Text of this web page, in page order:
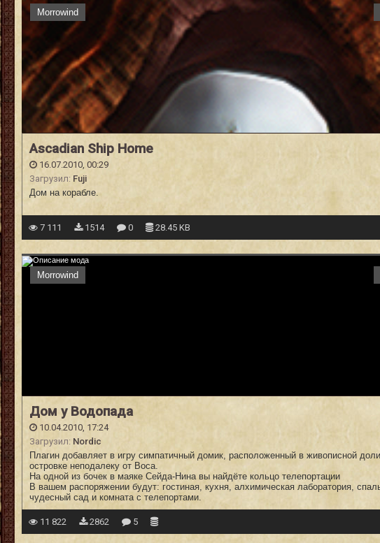
Morrowind
Ascadian Ship Home
16.07.2010, 00:29
Загрузил: Fuji
Дом на корабле.
7 111 1514 0 28.45 KB
Morrowind
Дом у Водопада
10.04.2010, 17:24
Загрузил: Nordic
Плагин добавляет в игру симпатичный домик, расположенный в живописной
островке неподалеку от Воса.
На одной из бочек в маяке Сейда-Нина вы найдёте кольцо телепортации
В вашем распоряжении будут: гостиная, кухня, алхимическая лаборатория,
чудесный сад и комната с телепортами.
11 822 2862 5